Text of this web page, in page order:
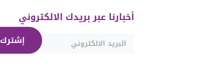
أخبارنا عبر بريدك الالكتروني
إشترك